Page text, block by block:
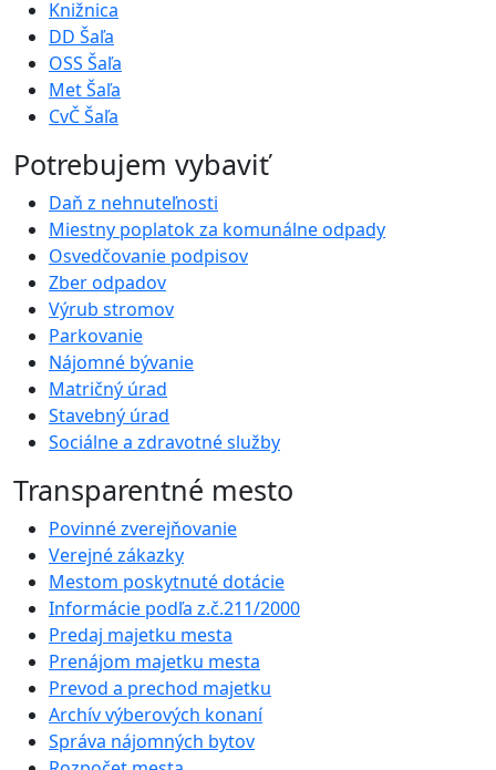
Knižnica
DD Šaľa
OSS Šaľa
Met Šaľa
CvČ Šaľa
Potrebujem vybaviť
Daň z nehnuteľnosti
Miestny poplatok za komunálne odpady
Osvedčovanie podpisov
Zber odpadov
Výrub stromov
Parkovanie
Nájomné bývanie
Matričný úrad
Stavebný úrad
Sociálne a zdravotné služby
Transparentné mesto
Povinné zverejňovanie
Verejné zákazky
Mestom poskytnuté dotácie
Informácie podľa z.č.211/2000
Predaj majetku mesta
Prenájom majetku mesta
Prevod a prechod majetku
Archív výberových konaní
Správa nájomných bytov